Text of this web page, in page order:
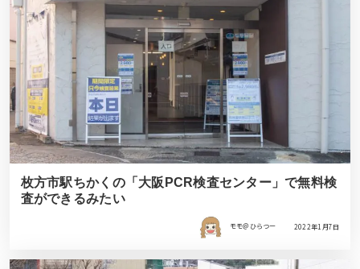
枚方市駅ちかくの「大阪PCR検査センター」で無料検
査ができるみたい
モモ＠ひらつー 2022年1月7日